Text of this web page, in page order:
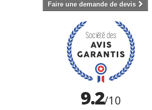
Faire une demande de devis